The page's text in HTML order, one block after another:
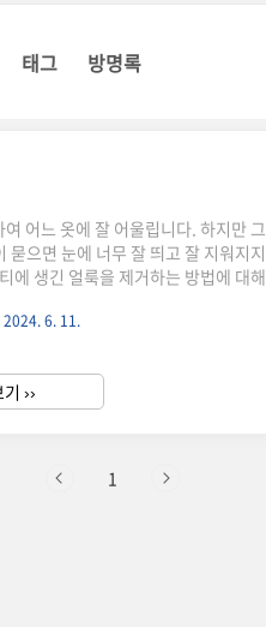
태그 방명록
여 어느 옷에 잘 어울립니다. 하지만
묻으면 눈에 너무 잘 띄고 잘 지워지
에 생긴 얼룩을 제거하는 방법에 대
면 좋은 정보 1. 얼룩 종류별 제거방
, 베이킹소다 : 식초와 주방세제, 베
거운 물에서 5분 정도 불려 헹궈..
2024. 6. 11.
››
1